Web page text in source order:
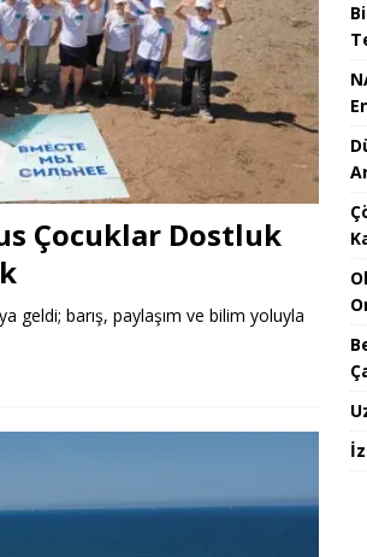
Çocuklar Dostluk
geldi; barış, paylaşım ve bilim yoluyla